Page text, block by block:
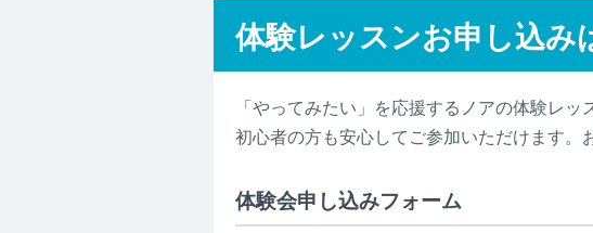
体験レッスンお申し込み
「やってみたい」を応援するノアの体験レッ
初心者の方も安心してご参加いただけます。
体験会申し込みフォーム